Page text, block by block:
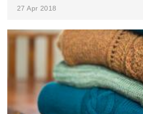
27 Apr 2018